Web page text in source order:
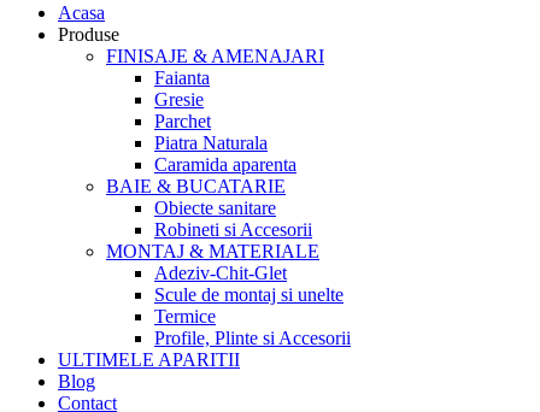
Acasa
Produse
FINISAJE & AMENAJARI
Faianta
Gresie
Parchet
Piatra Naturala
Caramida aparenta
BAIE & BUCATARIE
Obiecte sanitare
Robineti si Accesorii
MONTAJ & MATERIALE
Adeziv-Chit-Glet
Scule de montaj si unelte
Termice
Profile, Plinte si Accesorii
ULTIMELE APARITII
Blog
Contact